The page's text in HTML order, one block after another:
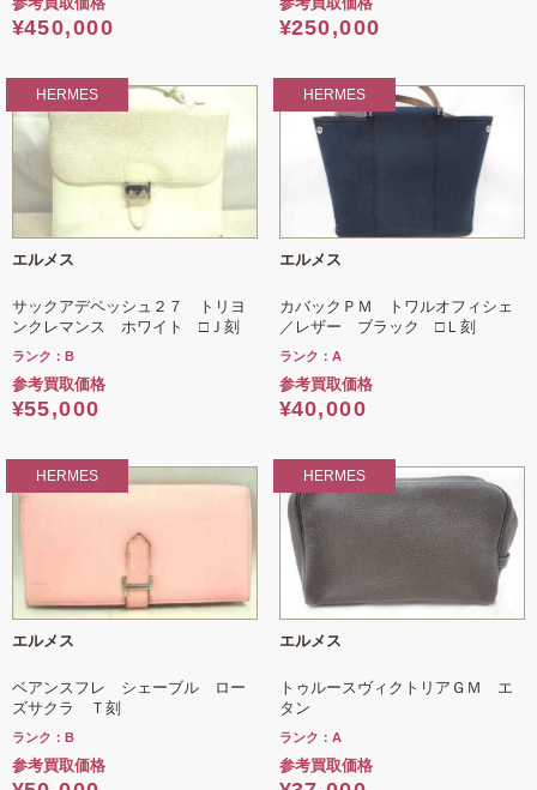
¥450,000 ¥250,000
HERMES
エルメス
サックアデペッシュ２７ トリヨ
ンクレマンス ホワイト □Ｊ刻
ランク：B
参考買取価格
¥55,000
HERMES
エルメス
カバックＰＭ トワルオフィシェ
／レザー ブラック □Ｌ刻
ランク：A
参考買取価格
¥40,000
HERMES
エルメス
ベアンスフレ シェーブル ロー
ズサクラ Ｔ刻
ランク：B
参考買取価格
HERMES
エルメス
トゥルースヴィクトリアＧＭ エ
タン
ランク：A
参考買取価格